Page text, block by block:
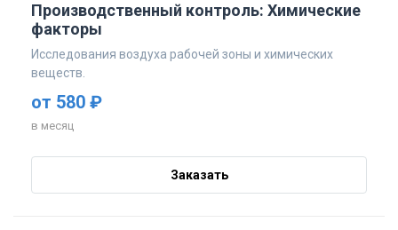
Производственный контроль: Химические
факторы
Исследования воздуха рабочей зоны и химических
веществ.
от 580 ₽
в месяц
Заказать